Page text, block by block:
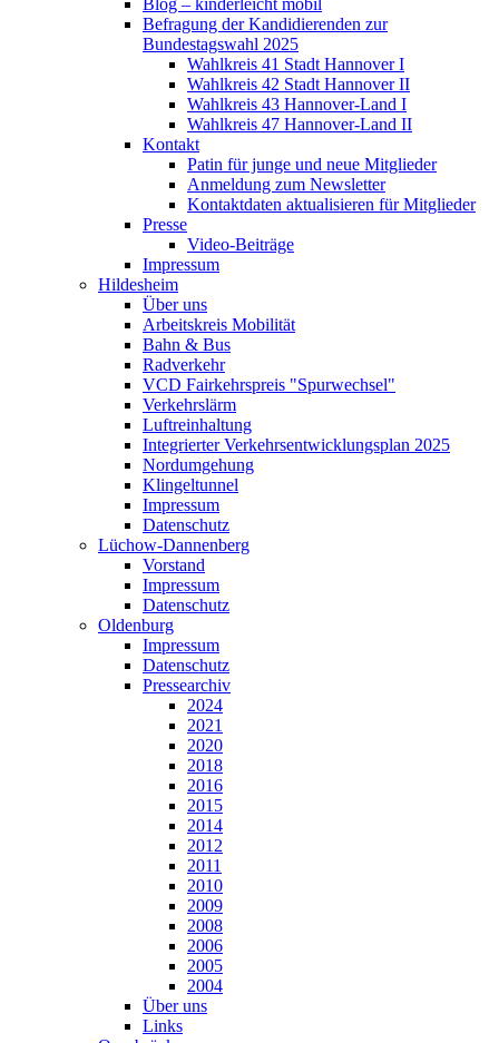
Blog – kinderleicht mobil
Befragung der Kandidierenden zur
Bundestagswahl 2025
Wahlkreis 41 Stadt Hannover I
Wahlkreis 42 Stadt Hannover II
Wahlkreis 43 Hannover-Land I
Wahlkreis 47 Hannover-Land II
Kontakt
Patin für junge und neue Mitglieder
Anmeldung zum Newsletter
Kontaktdaten aktualisieren für Mitglieder
Presse
Video-Beiträge
Impressum
Hildesheim
Über uns
Arbeitskreis Mobilität
Bahn & Bus
Radverkehr
VCD Fairkehrspreis "Spurwechsel"
Verkehrslärm
Luftreinhaltung
Integrierter Verkehrsentwicklungsplan 2025
Nordumgehung
Klingeltunnel
Impressum
Datenschutz
Lüchow-Dannenberg
Vorstand
Impressum
Datenschutz
Oldenburg
Impressum
Datenschutz
Pressearchiv
2024
2021
2020
2018
2016
2015
2014
2012
2011
2010
2009
2008
2006
2005
2004
Über uns
Links